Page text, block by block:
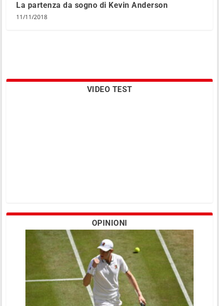
La partenza da sogno di Kevin Anderson
11/11/2018
VIDEO TEST
OPINIONI